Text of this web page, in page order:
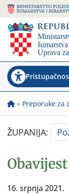
» Preporuke za
ŽUPANIJA:
16. srpnja 2021.